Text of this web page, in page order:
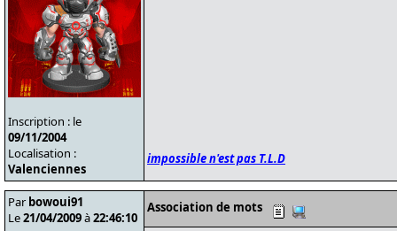
Inscription : le
09/11/2004
Localisation :
Valenciennes
impossible n'est pas T.L.D
Par bowoui91
Le21/04/2009à22:46:10
Association de mots